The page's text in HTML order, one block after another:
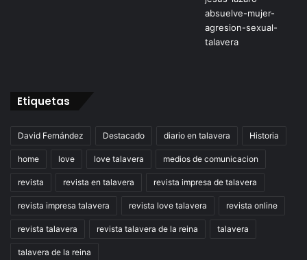
Etiquetas
David Fernández Destacado diario en talavera Historia
home love love talavera medios de comunicacion
revista revista en talavera revista impresa de talavera
revista impresa talavera revista love talavera revista online
revista talavera revista talavera de la reina talavera
talavera de la reina